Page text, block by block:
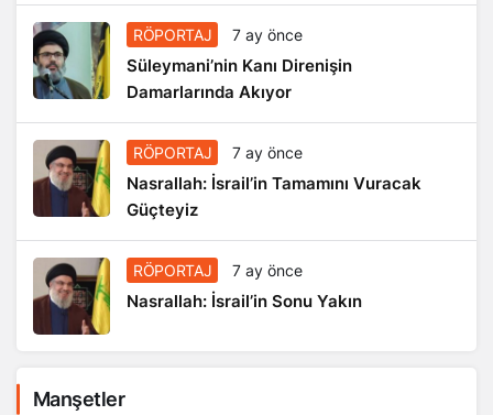
RÖPORTAJ 7 ay önce
Süleymani’nin Kanı Direnişin
Damarlarında Akıyor
RÖPORTAJ 7 ay önce
Nasrallah: İsrail’in Tamamını Vuracak
Güçteyiz
RÖPORTAJ 7 ay önce
Nasrallah: İsrail’in Sonu Yakın
Manşetler